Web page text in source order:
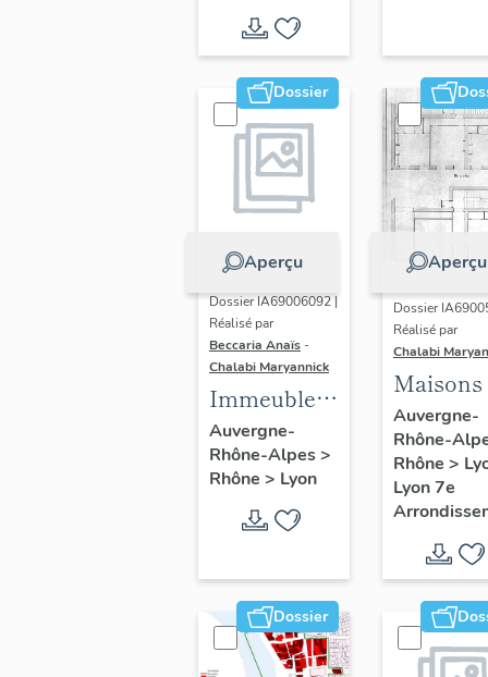
Dossier
Aperçu
Dossier IA69006092 |
Réalisé par
Beccaria Anaïs -
Chalabi Maryannick
Immeubles
des Années
Trente de la
rive gauche
Auvergne-
Rhône-Alpes>
Rhône > Lyon
Aperçu
Dossier
Réalisé par
Chalabi
Maisons
Auvergne-
Rhône-
Rhône >
Lyon 7e
Dossier